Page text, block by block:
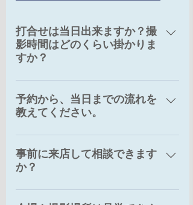
打合せは当日出来ますか？撮
影時間はどのくらい掛かりま
すか？
打合せは、撮影当日に行います。沖
縄滞在の貴重なお時間を、有効にお
使いいただけます。撮影時間は、衣
ります。
予約から、当日までの流れを
教えてください。
電話やメールでやり取りさせていた
だきます。申込書、約款、見積書、
請求書、お衣装のサイズ確認などメ
事前に来店して相談できます
か？
事前のご来店による相談は、基本的